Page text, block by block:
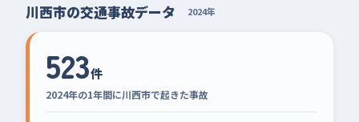
川西市の交通事故データ 2024年
523件
2024年の1年間に川西市で起きた事故